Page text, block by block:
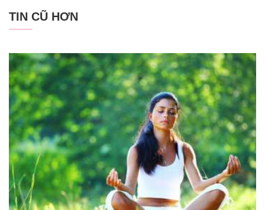
TIN CŨ HƠN